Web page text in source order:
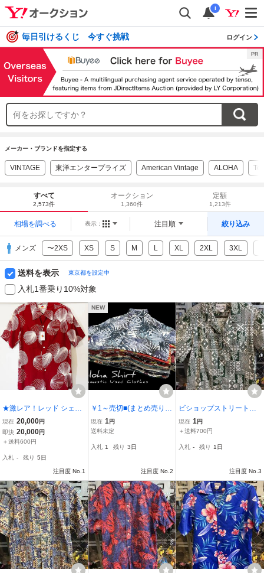
i
毎日引けるくじ 今すぐ挑戦 ログイン
メーカー・ブランドを指定する
VINTAGE 東洋エンタープライズ American Vintage ALOHA
すべて
2,573件
オークション
1,360件
定額
1,213件
相場を調べる 表示： 注目順 絞り込み
メンズ 〜2XS XS S M L XL 2XL 3XL
送料を表示 東京都を設定中
入札1番乗り10%対象
★激レア！レッド シェル
柄レアカラー★レインボ
ーカントリー 半袖アロ
ハシャツ ユニセックスS
現在 20,000円
即決 20,000円
＋送料600円
入札 - 残り 5日
注目度 No.1
NEW
￥1～売切■(まとめ売り)■
夏本番！■アロハシャツ■
25枚セット■ハワイアン
ベント■古着卸■ベール 輸
現在 1円
送料未定
入札 1 残り 3日
注目度 No.2
ビショップストリート B
ishop St. MADE IN HAWA
II S バティク柄 ハワイア
ツ グリーン
現在 1円
＋送料700円
入札 - 残り 1日
注目度 No.3